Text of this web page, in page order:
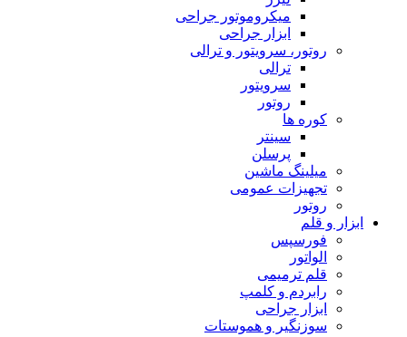
میکروموتور جراحی
ابزار جراحی
روتور، سرویتور و ترالی
ترالی
سرویتور
روتور
کوره ها
سینتر
پرسلن
میلینگ ماشین
تجهیزات عمومی
روتور
ابزار و قلم
فورسپس
الواتور
قلم ترمیمی
رابردم و کلمپ
ابزار جراحی
سوزنگیر و هموستات